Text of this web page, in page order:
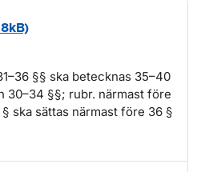
§§ ska betecknas 35–40
30–34 §§; rubr. närmast före
ska sättas närmast före 36 §